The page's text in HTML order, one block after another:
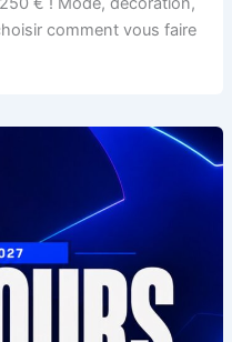
comment vous faire